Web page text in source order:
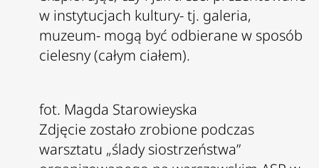
w instytucjach kultury- tj. galeria,
muzeum- mogą być odbierane w sposób
cielesny (całym ciałem).
fot. Magda Starowieyska
Zdjęcie zostało zrobione podczas
warsztatu „ślady siostrzeństwa”